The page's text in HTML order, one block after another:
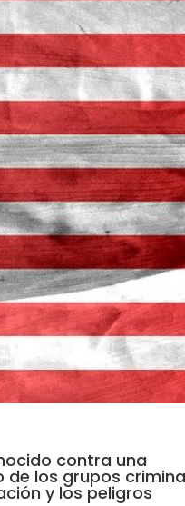
contra una
los grupos
y los peligros